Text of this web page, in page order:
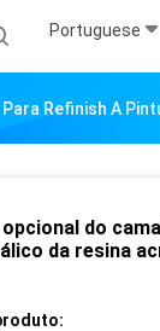
Portuguese
Refinish A
do
da resina